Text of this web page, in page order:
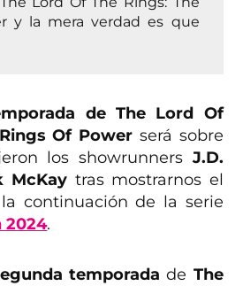
y la mera verdad es que
de The Lord Of
Of Power será sobre
los showrunners J.D.
McKay tras mostrarnos el
continuación de la serie
2024.
temporada de The